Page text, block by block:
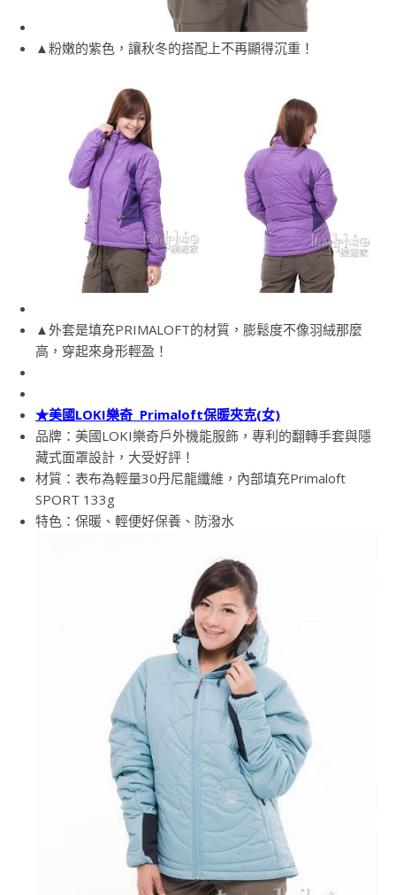
▲粉嫩的紫色，讓秋冬的搭配上不再顯得沉重！
▲外套是填充PRIMALOFT的材質，膨鬆度不像羽絨那麼
高，穿起來身形輕盈！
★美國LOKI樂奇 Primaloft保暖夾克(女)
品牌：美國LOKI樂奇戶外機能服飾，專利的翻轉手套與隱
藏式面罩設計，大受好評！
材質：表布為輕量30丹尼龍纖維，內部填充Primaloft
SPORT 133g
特色：保暖、輕便好保養、防潑水